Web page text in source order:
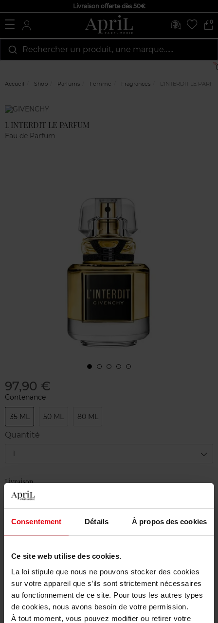
Consentement Détails À propos des cookies
Ce site web utilise des cookies.
La loi stipule que nous ne pouvons stocker des cookies
sur votre appareil que s’ils sont strictement nécessaires
au fonctionnement de ce site. Pour tous les autres types
de cookies, nous avons besoin de votre permission.
À tout moment, vous pouvez modifier ou retirer votre
Livraison offerte dès 50€
0
Rechercher un produit, une marque…...
Accueil Shop Parfums Femme Fragrances L'INTERDIT LE
Marque
L'INTERDIT LE PARFUM
Eau de Parfum
97,90 €
Contenance
35 ML 50 ML 80 ML
Quantité
1
Livraison
En stock
Retour gratuit dans votre magasin
Description